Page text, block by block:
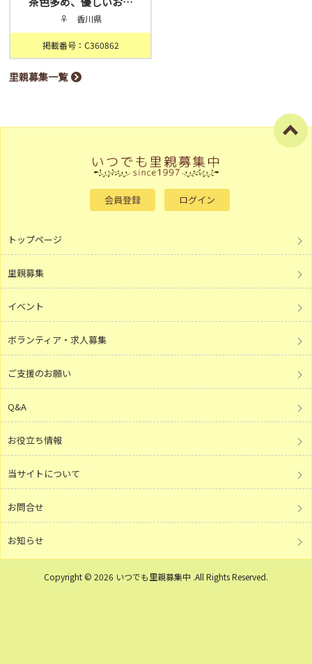
♀ 香川県
掲載番号：C360862
里親募集一覧
会員登録 ログイン
トップページ
里親募集
イベント
ボランティア・求人募集
ご支援のお願い
Q&A
お役立ち情報
当サイトについて
お問合せ
お知らせ
Copyright © 2026 いつでも里親募集中 .All Rights Reserved.